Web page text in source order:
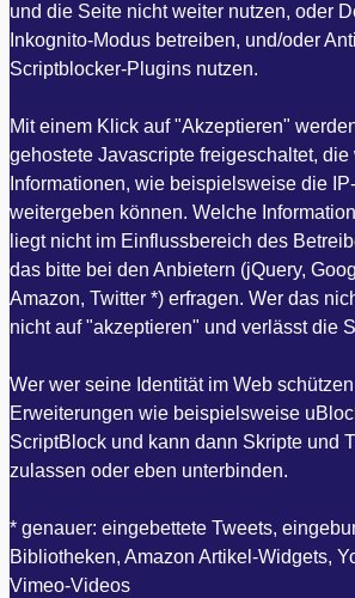
und die Seite nicht weiter nutzen, oder
Inkognito-Modus betreiben, und/oder
Scriptblocker-Plugins nutzen.
Mit einem Klick auf "Akzeptieren"
gehostete Javascripte freigeschaltet, die
Informationen, wie beispielsweise die
weitergeben können. Welche
liegt nicht im Einflussbereich des
das bitte bei den Anbietern (jQuery,
Amazon, Twitter *) erfragen. Wer das
nicht auf "akzeptieren" und verlässt die
Wer wer seine Identität im Web
Erweiterungen wie beispielsweise
ScriptBlock und kann dann Skripte und
zulassen oder eben unterbinden.
* genauer: eingebettete Tweets,
Bibliotheken, Amazon Artikel-Widgets,
Vimeo-Videos